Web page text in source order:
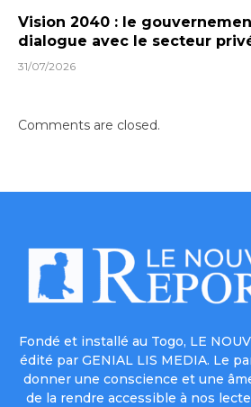
Vision 2040 : le
dialogue avec le secteur
31/07/2026
Comments are closed.
Fondé et installé au Togo, LE
édité par GENIAL LIS MEDIA. Le
donner une conscience et une
de la rendre accessible à nos